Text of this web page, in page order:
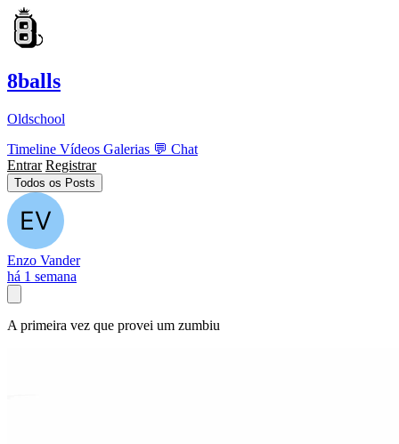
8balls
Oldschool
Timeline Vídeos Galerias 💬 Chat
Entrar Registrar
Todos os Posts
Enzo Vander
há 1 semana
A primeira vez que provei um zumbiu